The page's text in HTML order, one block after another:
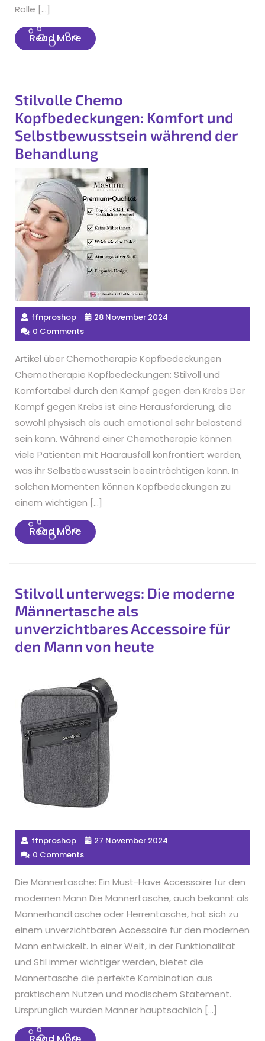
Rolle […]
Read MoreRead
More
Stilvolle Chemo
Kopfbedeckungen: Komfort und
Selbstbewusstsein während der
Behandlung
ffnproshop
28 November 2024
0 Comments
Artikel über Chemotherapie Kopfbedeckungen
Chemotherapie Kopfbedeckungen: Stilvoll und
Komfortabel durch den Kampf gegen den Krebs Der
Kampf gegen Krebs ist eine Herausforderung, die
sowohl physisch als auch emotional sehr belastend
sein kann. Während einer Chemotherapie können
viele Patienten mit Haarausfall konfrontiert werden,
was ihr Selbstbewusstsein beeinträchtigen kann. In
solchen Momenten können Kopfbedeckungen zu
einem wichtigen […]
Read MoreRead
More
Stilvoll unterwegs: Die moderne
Männertasche als
unverzichtbares Accessoire für
den Mann von heute
ffnproshop
27 November 2024
0 Comments
Die Männertasche: Ein Must-Have Accessoire für den
modernen Mann Die Männertasche, auch bekannt als
Männerhandtasche oder Herrentasche, hat sich zu
einem unverzichtbaren Accessoire für den modernen
Mann entwickelt. In einer Welt, in der Funktionalität
und Stil immer wichtiger werden, bietet die
Männertasche die perfekte Kombination aus
praktischem Nutzen und modischem Statement.
Ursprünglich wurden Männer hauptsächlich […]